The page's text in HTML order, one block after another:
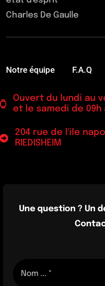
Charles De Gaulle
Notre équipe F.A.Q
Ouvert du lundi au
et le samedi de 09h
204 rue de l'ile
RIEDISHEIM
Une question ? Un